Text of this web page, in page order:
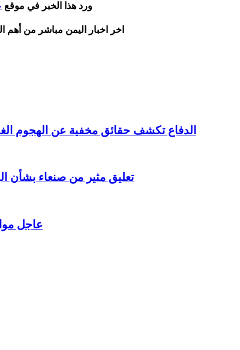
ورد هذا الخبر في موقع
اخر اخبار اليمن مباشر من أهم
الدفاع تكشف حقائق مخفية عن الهجوم
تعليق مثير من صنعاء بشأن
عاجل